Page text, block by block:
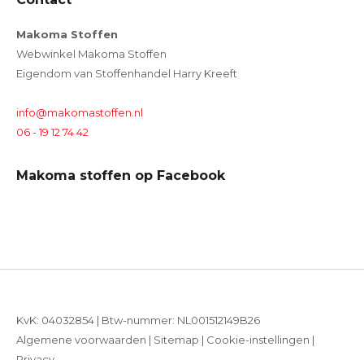
Makoma Stoffen
Webwinkel Makoma Stoffen
Eigendom van Stoffenhandel Harry Kreeft
info@makomastoffen.nl
06 - 19 12 74 42
Makoma stoffen op Facebook
KvK: 04032854 | Btw-nummer: NL001512149B26
Algemene voorwaarden | Sitemap | Cookie-instellingen |